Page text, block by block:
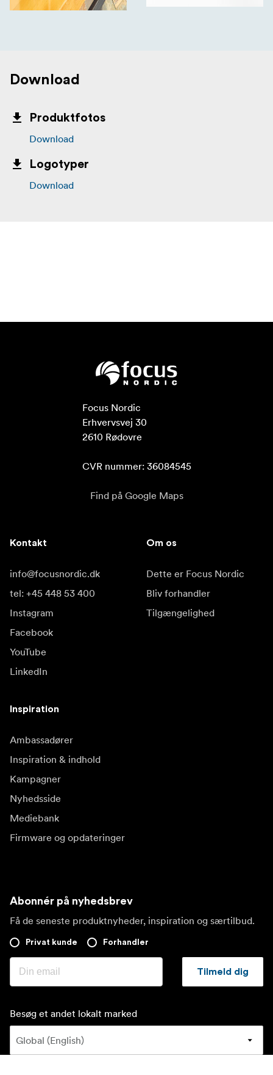
Download
Produktfotos
Download
Logotyper
Download
Focus Nordic
Erhvervsvej 30
2610 Rødovre
CVR nummer: 36084545
Find på Google Maps
Kontakt
info@focusnordic.dk
tel: +45 448 53 400
Instagram
Facebook
YouTube
LinkedIn
Om os
Dette er Focus Nordic
Bliv forhandler
Tilgængelighed
Inspiration
Ambassadører
Inspiration & indhold
Kampagner
Nyhedsside
Mediebank
Firmware og opdateringer
Abonnér på nyhedsbrev
Få de seneste produktnyheder, inspiration og særtilbud.
Privat kunde Forhandler
Tilmeld dig
Besøg et andet lokalt marked